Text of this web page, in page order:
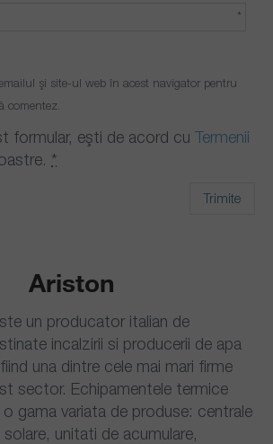
*
și site-ul web în acest navigator pentru
comentez.
formular, ești de acord cu Termenii
*
Ariston
un producator italian de
incalzirii si producerii de apa
una dintre cele mai mari firme
sector. Echipamentele termice
gama variata de produse: centrale
unitati de acumulare,